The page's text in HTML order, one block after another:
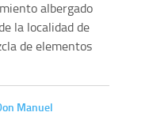
albergado
la localidad de
de elementos
Manuel